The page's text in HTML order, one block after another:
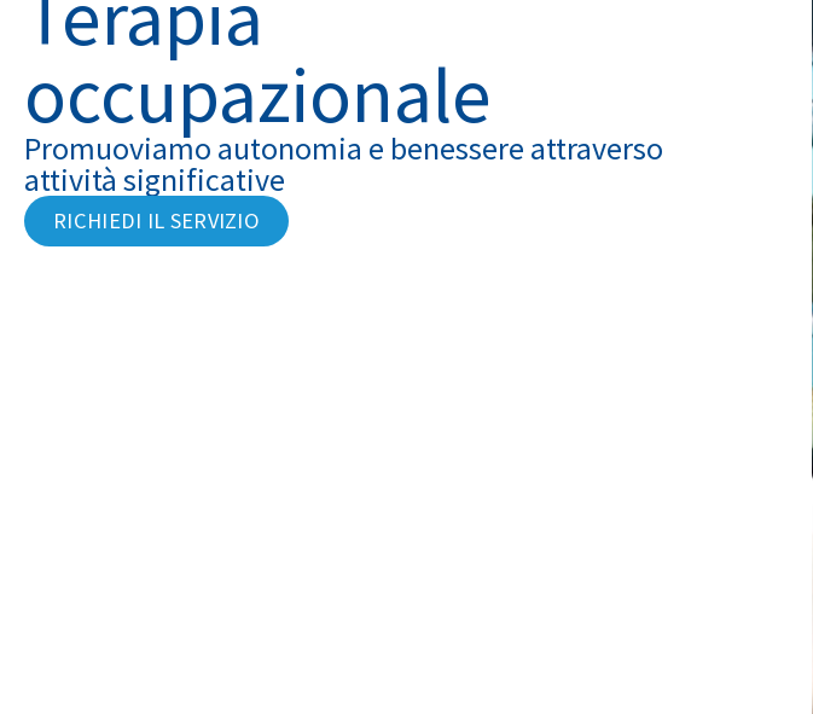
occupazionale
Promuoviamo autonomia e benessere attraverso
attività significative
RICHIEDI IL SERVIZIO